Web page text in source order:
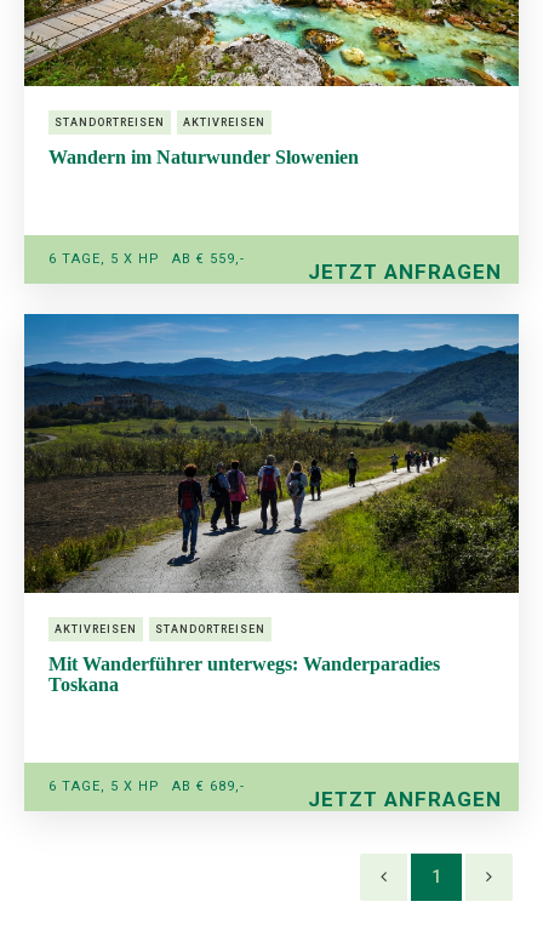
STANDORTREISEN AKTIVREISEN
Wandern im Naturwunder Slowenien
JETZT ANFRAGEN
6 TAGE, 5 X HP AB € 559,-
AKTIVREISEN STANDORTREISEN
Mit Wanderführer unterwegs: Wanderparadies
Toskana
JETZT ANFRAGEN
6 TAGE, 5 X HP AB € 689,-
1